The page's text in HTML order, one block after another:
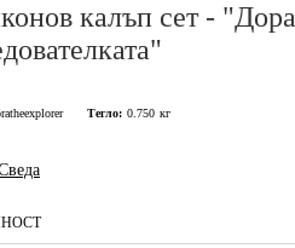
калъп сет - "Дора
Тегло: 0.750 кг